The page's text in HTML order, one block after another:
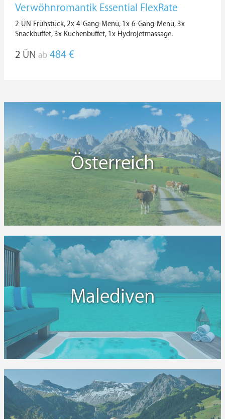
Verwöhnromantik Essential FlexRate
2 ÜN Frühstück, 2x 4-Gang-Menü, 1x 6-Gang-Menü, 3x
Snackbuffet, 3x Kuchenbuffet, 1x Hydrojetmassage.
2 ÜN ab 484 €
Österreich
Malediven